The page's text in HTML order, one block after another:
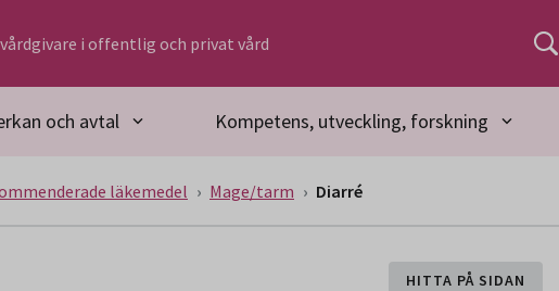
i offentlig och privat vård
och avtal Kompetens, utveckling, forskning
läkemedel Mage/tarm Diarré
HITTA PÅ SIDAN